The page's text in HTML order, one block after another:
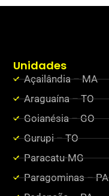
Unidades
Açailândia – MA
Araguaína – TO
Goianésia – GO
Gurupi – TO
Paracatu-MG
Paragominas – PA